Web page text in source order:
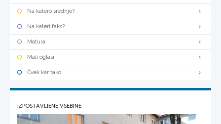
Na katero srednjo?
Na kateri faks?
Matura
Mali oglasi
Čvek kar tako
IZPOSTAVLJENE VSEBINE